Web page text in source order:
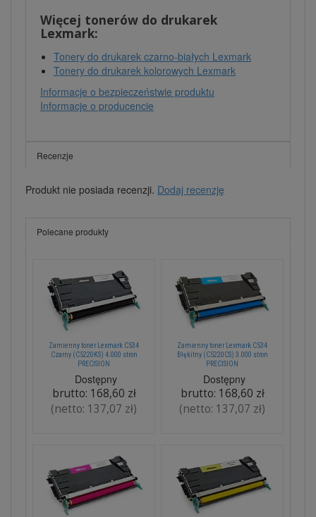
Więcej tonerów do drukarek
Lexmark:
Tonery do drukarek czarno-białych Lexmark
Tonery do drukarek kolorowych Lexmark
Informacje o bezpieczeństwie produktu
Informacje o producencie
Recenzje
Produkt nie posiada recenzji. Dodaj recenzję
Polecane produkty
Zamienny toner Lexmark C534
Czarny (C5220KS) 4.000 stron
PRECISION
Dostępny
brutto: 168,60 zł
(netto: 137,07 zł)
Zamienny toner Lexmark C534
Błękitny (C5220CS) 3.000 stron
PRECISION
Dostępny
brutto: 168,60 zł
(netto: 137,07 zł)